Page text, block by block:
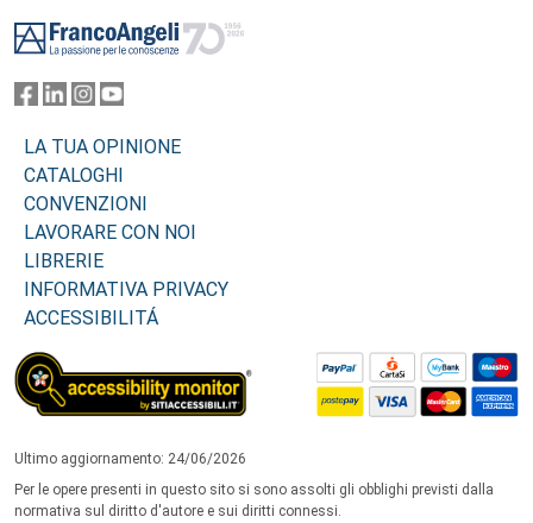
LA TUA OPINIONE
CATALOGHI
CONVENZIONI
LAVORARE CON NOI
LIBRERIE
INFORMATIVA PRIVACY
ACCESSIBILITÁ
Ultimo aggiornamento: 24/06/2026
Per le opere presenti in questo sito si sono assolti gli obblighi previsti dalla
normativa sul diritto d'autore e sui diritti connessi.